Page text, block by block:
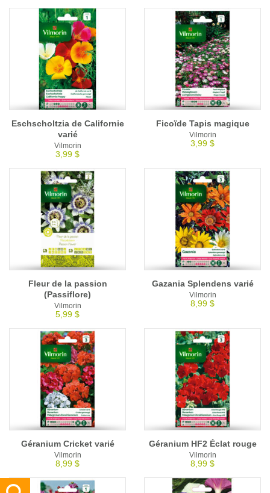
Eschscholtzia de Californie
varié
Vilmorin
3,99 $
Ficoïde Tapis magique
Vilmorin
3,99 $
Fleur de la passion
(Passiflore)
Vilmorin
5,99 $
Gazania Splendens varié
Vilmorin
8,99 $
Géranium Cricket varié
Vilmorin
8,99 $
Géranium HF2 Éclat rouge
Vilmorin
8,99 $